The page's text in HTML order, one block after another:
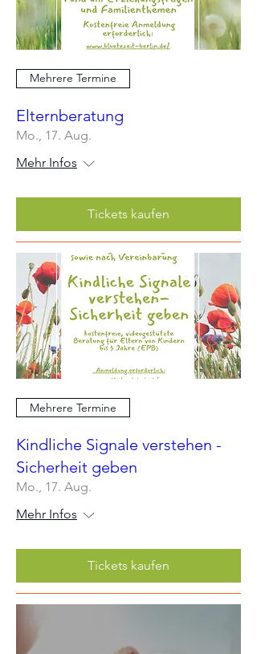
Mehrere Termine
Elternberatung
Mo., 17. Aug.
Mehr Infos
Tickets kaufen
Mehrere Termine
Kindliche Signale verstehen -
Sicherheit geben
Mo., 17. Aug.
Mehr Infos
Tickets kaufen